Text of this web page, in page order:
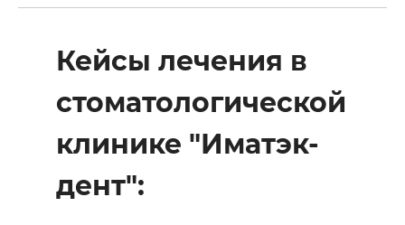
Кейсы лечения в
стоматологической
клинике "Иматэк-
дент":